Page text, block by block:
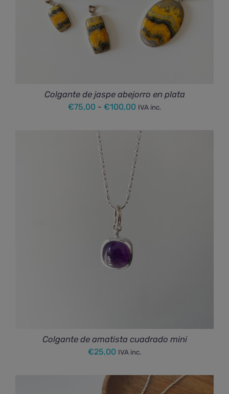
Colgante de jaspe abejorro en plata
€75,00 - €100,00 Rango
precios:
desde
€75,00
IVA inc.
Colgante de amatista cuadrado mini
€25,00 IVA inc.